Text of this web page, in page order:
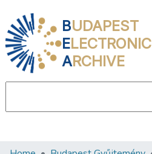
BUDAPEST
ELECTRONIC
ARCHIVE